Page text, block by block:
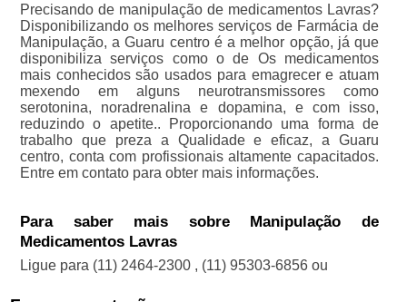
Precisando de manipulação de medicamentos Lavras?
Disponibilizando os melhores serviços de Farmácia de
Manipulação, a Guaru centro é a melhor opção, já que
disponibiliza serviços como o de Os medicamentos
mais conhecidos são usados para emagrecer e atuam
mexendo em alguns neurotransmissores como
serotonina, noradrenalina e dopamina, e com isso,
reduzindo o apetite.. Proporcionando uma forma de
trabalho que preza a Qualidade e eficaz, a Guaru
centro, conta com profissionais altamente capacitados.
Entre em contato para obter mais informações.
Para saber mais sobre Manipulação de
Medicamentos Lavras
Ligue para (11) 2464-2300 , (11) 95303-6856 ou